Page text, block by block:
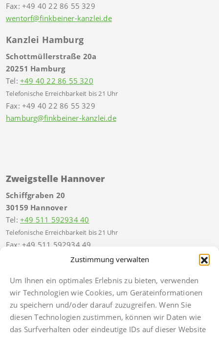
Zustimmung verwalten
Um Ihnen ein optimales Erlebnis zu bieten, verwenden
wir Technologien wie Cookies, um Geräteinformationen
zu speichern und/oder darauf zuzugreifen. Wenn Sie
diesen Technologien zustimmen, können wir Daten wie
das Surfverhalten oder eindeutige IDs auf dieser Website
Fax: +49 40 22 86 55 329
wentorf@finkbeiner-kanzlei.de
Kanzlei Hamburg
Schottmüllerstraße 20a
20251 Hamburg
Tel: +49 40 22 86 55 320
Telefonische Erreichbarkeit bis 21 Uhr
Fax: +49 40 22 86 55 329
hamburg@finkbeiner-kanzlei.de
Zweigstelle Hannover
Schiffgraben 20
30159 Hannover
Tel: +49 511 592934 40
Telefonische Erreichbarkeit bis 21 Uhr
Fax: +49 511 592934 49
hannover@finkbeiner-kanzlei.de
Impressum
Datenschutz